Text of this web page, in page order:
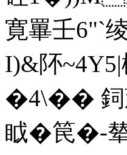
寛罼壬
I)&阫~4Y5|
�4\��
眓�笢�-